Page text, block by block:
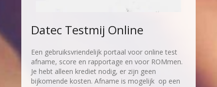
Datec Testmij Online
Een gebruiksvriendelijk portaal voor online test
afname, score en rapportage en voor ROMmen.
Je hebt alleen krediet nodig, er zijn geen
bijkomende kosten. Afname is mogelijk op een